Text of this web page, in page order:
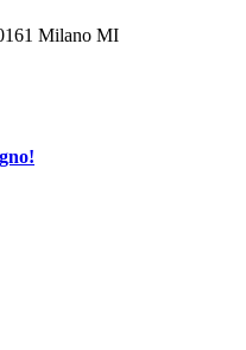
Milano MI